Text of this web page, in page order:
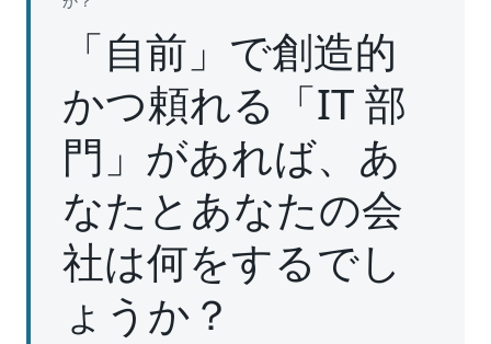
「自前」で創造的
かつ頼れる「IT 部
門」があれば、あ
なたとあなたの会
社は何をするでし
ょうか？